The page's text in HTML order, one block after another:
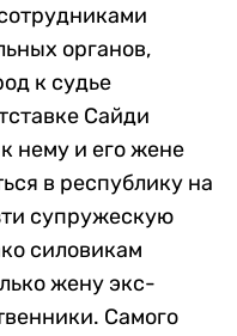
органов,
к судье
Сайди
нему и его жене
в республику на
супружескую
силовикам
жену экс-
Самого